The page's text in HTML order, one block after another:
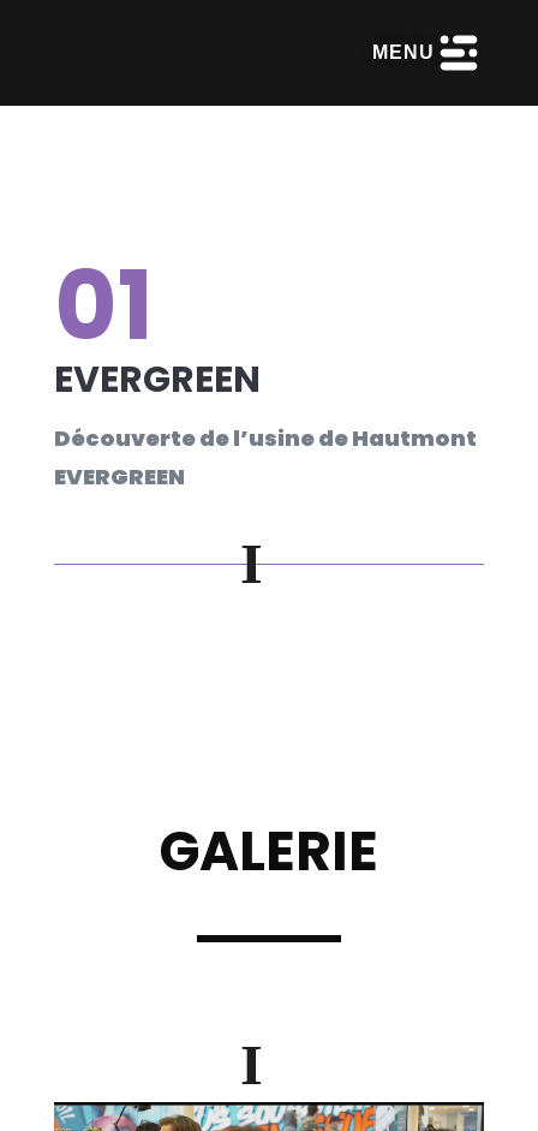
MENU
01
EVERGREEN
Découverte de l’usine de Hautmont
EVERGREEN
GALERIE